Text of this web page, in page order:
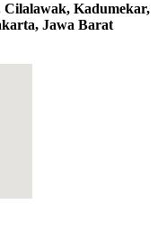
Cilalawak, Kadumekar,
Jawa Barat